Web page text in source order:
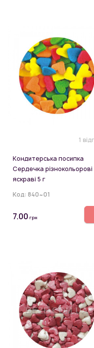
1
Кондитерська посипка
Сердечка різнокольорові
яскраві 5 г
Код: 840~01
7.00 грн